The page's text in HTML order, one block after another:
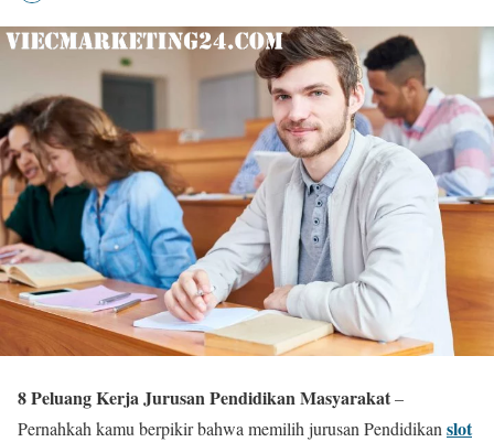
8 Peluang Kerja Jurusan Pendidikan Masyarakat–
Pernahkah kamu berpikir bahwa memilih jurusan Pendidikan slot